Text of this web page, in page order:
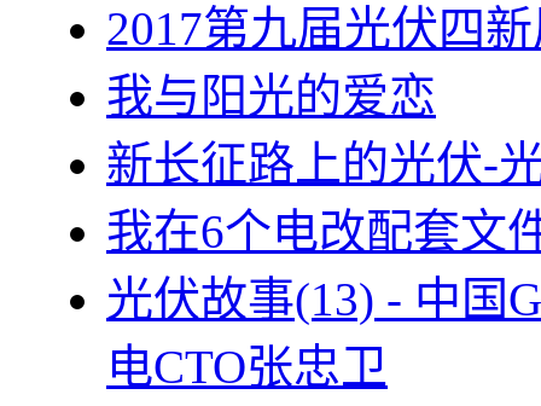
2017第九届光伏四
我与阳光的爱恋
新长征路上的光伏-
我在6个电改配套文
光伏故事(13) - 中国
电CTO张忠卫